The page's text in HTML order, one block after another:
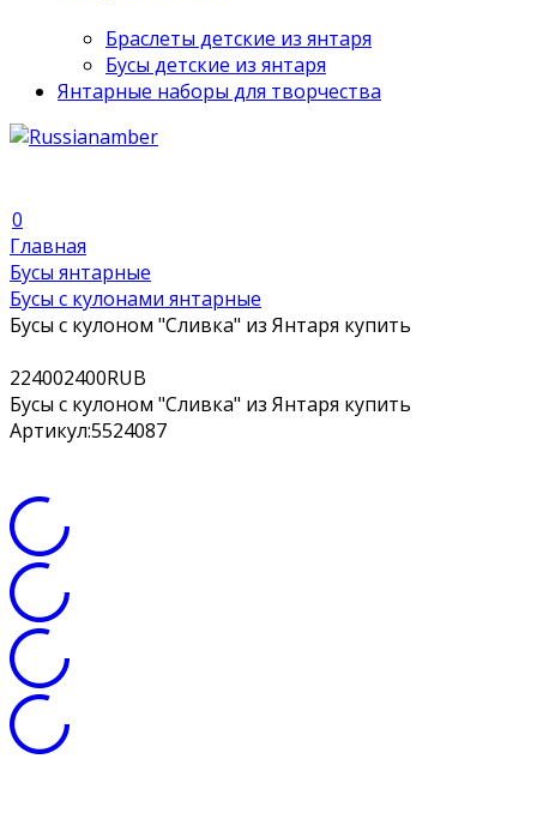
Браслеты детские из янтаря
Бусы детские из янтаря
Янтарные наборы для творчества
0
Главная
Бусы янтарные
Бусы с кулонами янтарные
Бусы с кулоном "Сливка" из Янтаря купить
224002400RUB
Бусы с кулоном "Сливка" из Янтаря купить
Артикул:5524087